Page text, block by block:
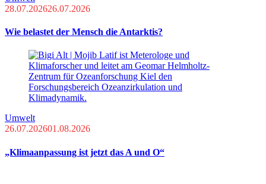
28.07.202626.07.2026
Wie belastet der Mensch die Antarktis?
Umwelt
26.07.202601.08.2026
„Klimaanpassung ist jetzt das A und O“